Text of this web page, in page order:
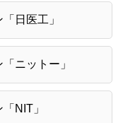
日医工」
ニットー」
NIT」